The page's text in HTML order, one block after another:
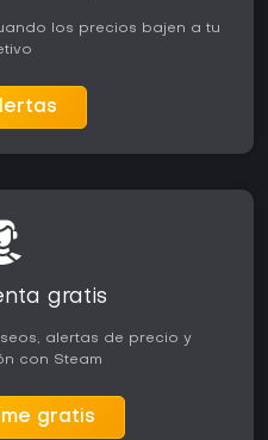
los precios bajen a tu
gratis
alertas de precio y
con Steam
gratis